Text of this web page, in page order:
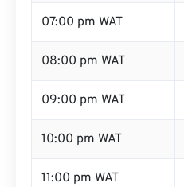
07:00 pm WAT
08:00 pm WAT
09:00 pm WAT
10:00 pm WAT
11:00 pm WAT